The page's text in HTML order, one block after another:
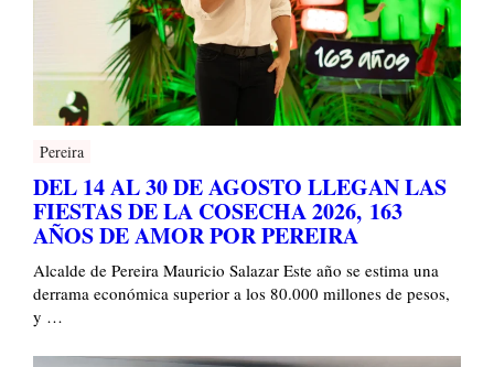
Pereira
DEL 14 AL 30 DE AGOSTO LLEGAN LAS
FIESTAS DE LA COSECHA 2026, 163
AÑOS DE AMOR POR PEREIRA
Alcalde de Pereira Mauricio Salazar Este año se estima una
derrama económica superior a los 80.000 millones de pesos,
y …